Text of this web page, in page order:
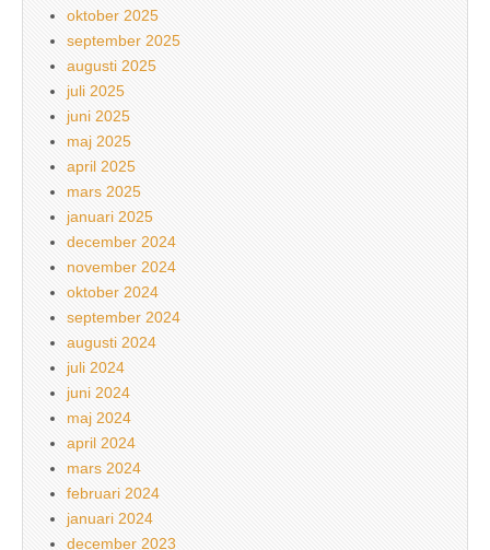
oktober 2025
september 2025
augusti 2025
juli 2025
juni 2025
maj 2025
april 2025
mars 2025
januari 2025
december 2024
november 2024
oktober 2024
september 2024
augusti 2024
juli 2024
juni 2024
maj 2024
april 2024
mars 2024
februari 2024
januari 2024
december 2023